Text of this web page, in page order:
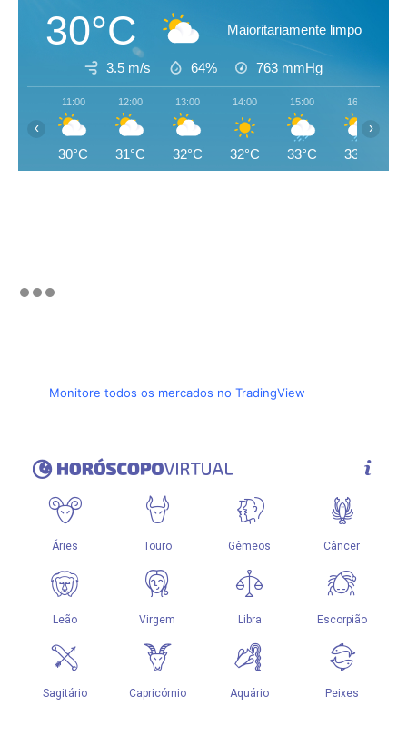
30°C Maioritariamente limpo
3.5 m/s 64% 763 mmHg
11:00
30°C
12:00
31°C
13:00
32°C
14:00
32°C
15:00
33°C
16:00
33°C
‹ ›
Monitore todos os mercados no TradingView